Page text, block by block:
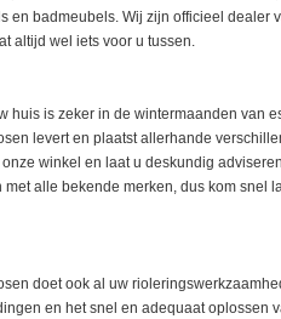
en badmeubels. Wij zijn officieel dealer
altijd wel iets voor u tussen.
huis is zeker in de wintermaanden van
levert en plaatst allerhande
winkel en laat u deskundig
met alle bekende merken, dus kom snel
doet ook al uw
en het snel en adequaat oplossen